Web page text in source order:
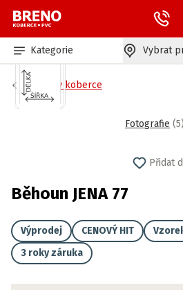
Kategorie Vybrat
Běhouny koberce
Fotografie (5)
Přidat
Běhoun JENA 77
Výprodej CENOVÝ HIT
3 roky záruka